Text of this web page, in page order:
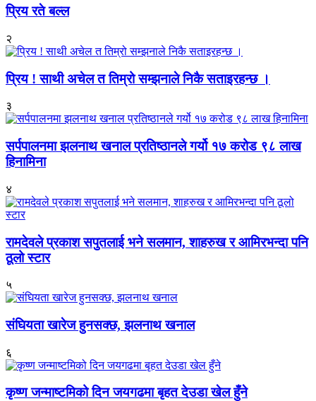
प्रिय रते बल्ल
२
प्रिय ! साथी अचेल त तिम्रो सम्झनाले निकै सताइरहन्छ ।
३
सर्पपालनमा झलनाथ खनाल प्रतिष्ठानले गर्यो १७ करोड ९८ लाख
हिनामिना
४
रामदेवले प्रकाश सपुतलाई भने सलमान, शाहरुख र आमिरभन्दा पनि
ठूलो स्टार
५
संघियता खारेज हुनसक्छ, झलनाथ खनाल
६
कृष्ण जन्माष्टमिको दिन जयगढमा बृहत देउडा खेल हुँने